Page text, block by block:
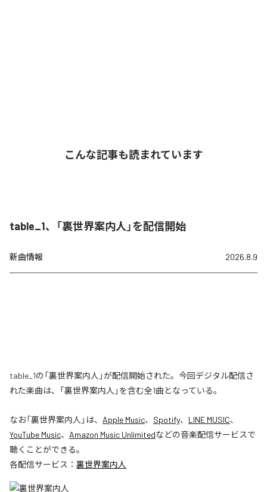
こんな記事も読まれています
table_1、「裏世界案内人」を配信開始
新曲情報 2026.8.9
table_1の「裏世界案内人」が配信開始された。今回デジタル配信さ
れた楽曲は、「裏世界案内人」を含む全1曲となっている。
なお「裏世界案内人 」は、 Apple Music、 Spotify、 LINE MUSIC、
YouTube Music、 Amazon Music Unlimitedなどの音楽配信サービスで
聴くことができる。
各配信サービス： 裏世界案内人